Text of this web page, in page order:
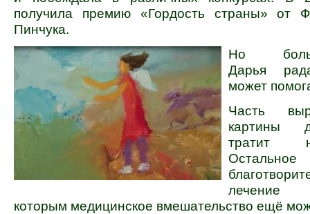
получила премию «Гордость страны» от
Пинчука.
Но
Дарья
может
Часть
картины
тратит
лечение
которым медицинское вмешательство ещё